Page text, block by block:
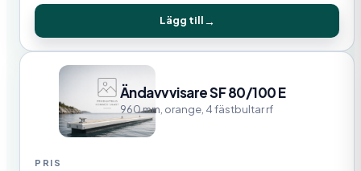
Lägg till
Ändavvvisare SF 80/100 E
960 mm, orange, 4 fästbultar rf